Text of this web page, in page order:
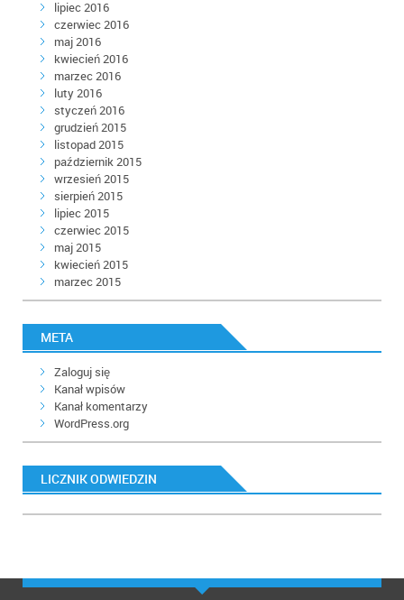
lipiec 2016
czerwiec 2016
maj 2016
kwiecień 2016
marzec 2016
luty 2016
styczeń 2016
grudzień 2015
listopad 2015
październik 2015
wrzesień 2015
sierpień 2015
lipiec 2015
czerwiec 2015
maj 2015
kwiecień 2015
marzec 2015
META
Zaloguj się
Kanał wpisów
Kanał komentarzy
WordPress.org
LICZNIK ODWIEDZIN